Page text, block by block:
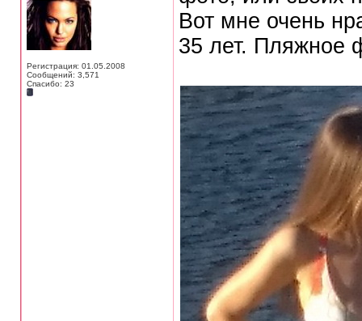
Регистрация: 01.05.2008
Сообщений: 3,571
Спасибо: 23
Вот мне очень
35 лет. Пляжное